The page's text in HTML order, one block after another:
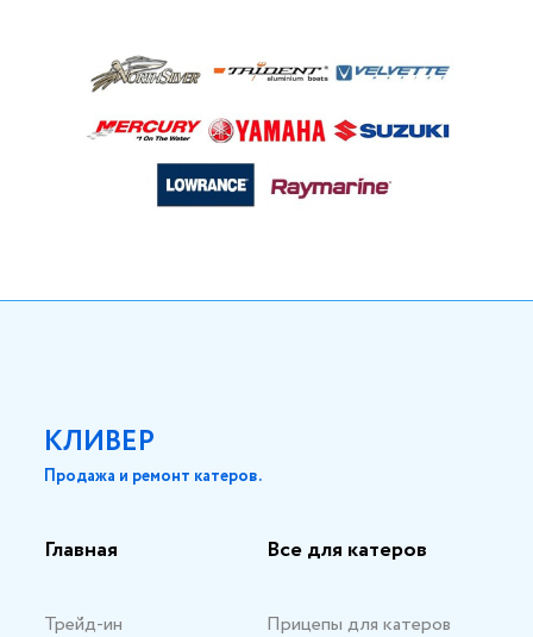
КЛИВЕР
Продажа и ремонт катеров.
Главная
Трейд-ин
Все для катеров
Прицепы для катеров